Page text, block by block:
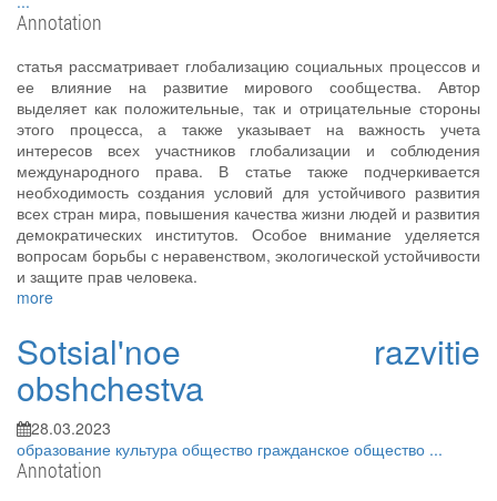
Annotation
статья рассматривает глобализацию социальных процессов и
ее влияние на развитие мирового сообщества. Автор
выделяет как положительные, так и отрицательные стороны
этого процесса, а также указывает на важность учета
интересов всех участников глобализации и соблюдения
международного права. В статье также подчеркивается
необходимость создания условий для устойчивого развития
всех стран мира, повышения качества жизни людей и развития
демократических институтов. Особое внимание уделяется
вопросам борьбы с неравенством, экологической устойчивости
и защите прав человека.
more
Sotsial'noe razvitie
obshchestva
28.03.2023
образование культура общество гражданское общество ...
Annotation